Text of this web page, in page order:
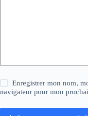
Enregistrer mon nom,
navigateur pour mon